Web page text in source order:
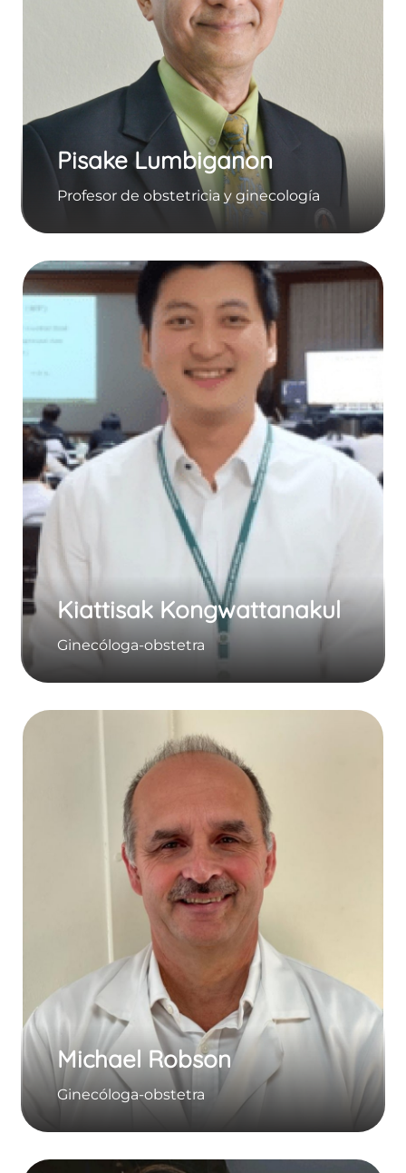
Pisake Lumbiganon
Profesor de obstetricia y ginecología
Kiattisak Kongwattanakul
Ginecóloga-obstetra
Michael Robson
Ginecóloga-obstetra